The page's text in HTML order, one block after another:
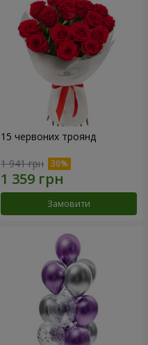
15 червоних троянд
1 941 грн
Замовити